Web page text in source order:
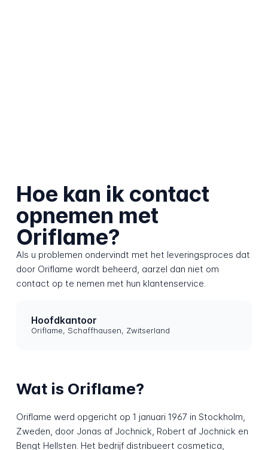
Hoe kan ik contact
opnemen met
Oriflame?
Als u problemen ondervindt met het leveringsproces dat
door Oriflame wordt beheerd, aarzel dan niet om
contact op te nemen met hun klantenservice.
Hoofdkantoor
Oriflame, Schaffhausen, Zwitserland
Wat is Oriflame?
Oriflame werd opgericht op 1 januari 1967 in Stockholm,
Zweden, door Jonas af Jochnick, Robert af Jochnick en
Bengt Hellsten. Het bedrijf distribueert cosmetica,